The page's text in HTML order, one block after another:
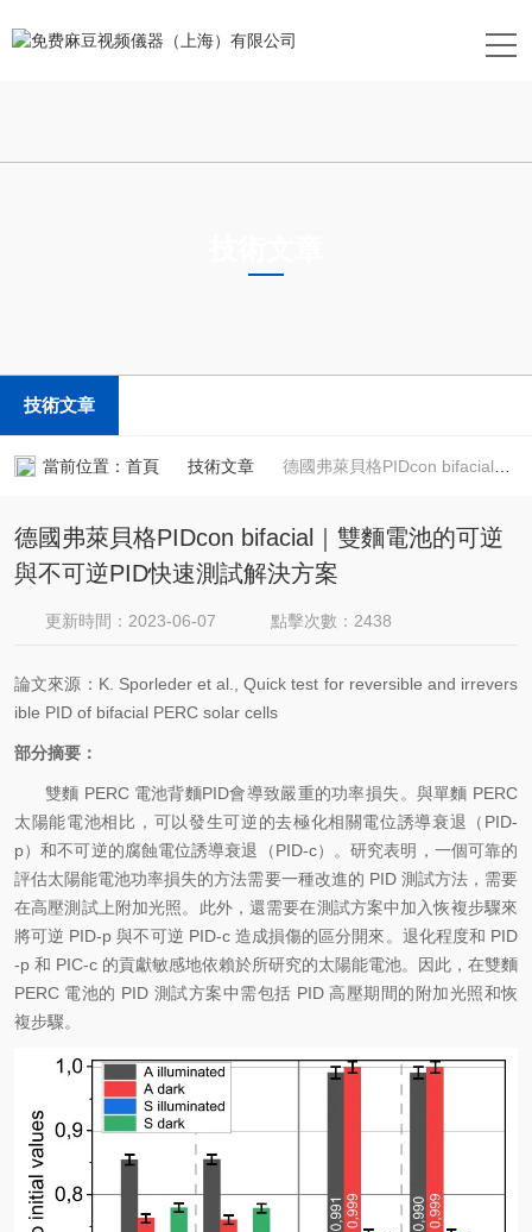
技術文章
當前位置： 首頁 技術文章 德國弗萊貝格PIDcon bifacial｜雙麵電池的可逆與不可逆PID快速測試解決方案
德國弗萊貝格PIDcon bifacial｜雙麵電池的可逆
與不可逆PID快速測試解決方案
更新時間：2023-06-07 點擊次數：2438
論文來源： K. Sporleder et al., Quick test for reversible and irrevers
ible PID of bifacial PERC solar cells
部分摘要：
雙麵 PERC 電池背麵PID會導致嚴重的功率損失。與單麵 PERC
太陽能電池相比，可以發生可逆的去極化相關電位誘導衰退（PID-
p）和不可逆的腐蝕電位誘導衰退（PID-c）。研究表明，一個可靠的
評估太陽能電池功率損失的方法需要一種改進的 PID 測試方法，需要
在高壓測試上附加光照。此外，還需要在測試方案中加入恢複步驟來
將可逆 PID-p 與不可逆 PID-c 造成損傷的區分開來。退化程度和 PID
-p 和 PIC-c 的貢獻敏感地依賴於所研究的太陽能電池。因此，在雙麵
PERC 電池的 PID 測試方案中需包括 PID 高壓期間的附加光照和恢
複步驟。